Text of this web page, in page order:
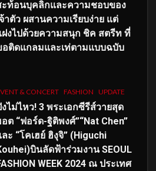
ะท้อนบุคลิกและความชอบของ
าตัว ผสานความเรียบง่าย แต่
ฝงไปด้วยความสนุก ชิค สตรีท ที่
ติดแกลมและเท่ตามแบบฉบับ
& CONCERT FASHION UPDATE
งไม่ไหว! 3 พระเอกซีรีส์วายสุด
ต “ฟอร์ด-ฐิติพงศ์”“Nat Chen”
ะ “โคเฮย์ ฮิงุจิ” (Higuchi
บินลัดฟ้าร่วมงาน SEOUL
WEEK 2024 ณ ประเทศ